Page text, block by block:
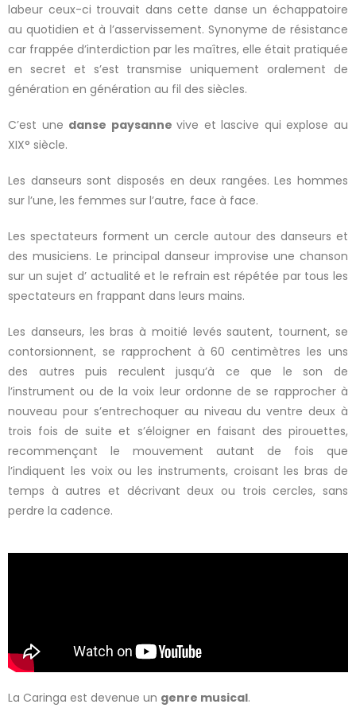
labeur ceux-ci trouvait dans cette danse un échappatoire
au quotidien et à l’asservissement. Synonyme de résistance
car frappée d’interdiction par les maîtres, elle était pratiquée
en secret et s’est transmise uniquement oralement de
génération en génération au fil des siècles.
C’est une danse paysannevive et lascive qui explose au
XIX° siècle.
Les danseurs sont disposés en deux rangées. Les hommes
sur l’une, les femmes sur l’autre, face à face.
Les spectateurs forment un cercle autour des danseurs et
des musiciens. Le principal danseur improvise une chanson
sur un sujet d’ actualité et le refrain est répétée par tous les
spectateurs en frappant dans leurs mains.
Les danseurs, les bras à moitié levés sautent, tournent, se
contorsionnent, se rapprochent à 60 centimètres les uns
des autres puis reculent jusqu’à ce que le son de
l’instrument ou de la voix leur ordonne de se rapprocher à
nouveau pour s’entrechoquer au niveau du ventre deux à
trois fois de suite et s’éloigner en faisant des pirouettes,
recommençant le mouvement autant de fois que
l’indiquent les voix ou les instruments, croisant les bras de
temps à autres et décrivant deux ou trois cercles, sans
perdre la cadence.
La Caringa est devenue un genre musical.